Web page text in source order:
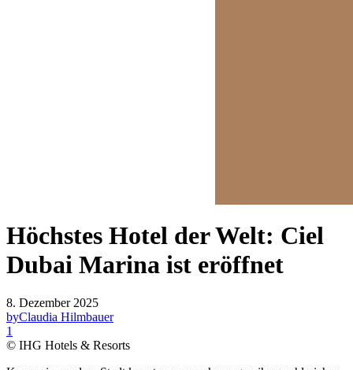
Höchstes Hotel der Welt: Ciel
Dubai Marina ist eröffnet
8. Dezember 2025
byClaudia Hilmbauer
1
© IHG Hotels & Resorts